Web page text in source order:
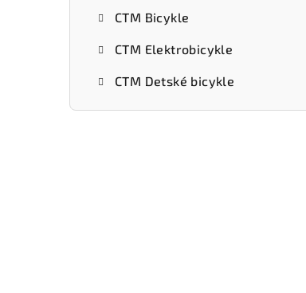
CTM Bicykle
CTM Elektrobicykle
CTM Detské bicykle